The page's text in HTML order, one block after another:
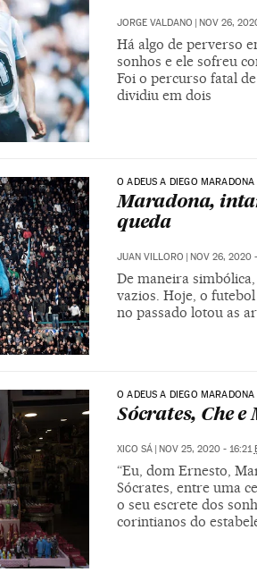
JORGE VALDANO NOV 26,
Há algo de perverso
sonhos e ele sofreu
Foi o percurso fatal
dividiu em dois
O ADEUS A DIEGO MARADONA
Maradona,
queda
JUAN VILLORO | NOV 26, 2020
De maneira
vazios. Hoje, o
no passado lotou as
O ADEUS A DIEGO MARADONA
Sócrates, Che
XICO SÁ NOV 25, 2020 - 16:21
“Eu, dom Ernesto,
Sócrates, entre uma
o seu escrete dos
corintianos do